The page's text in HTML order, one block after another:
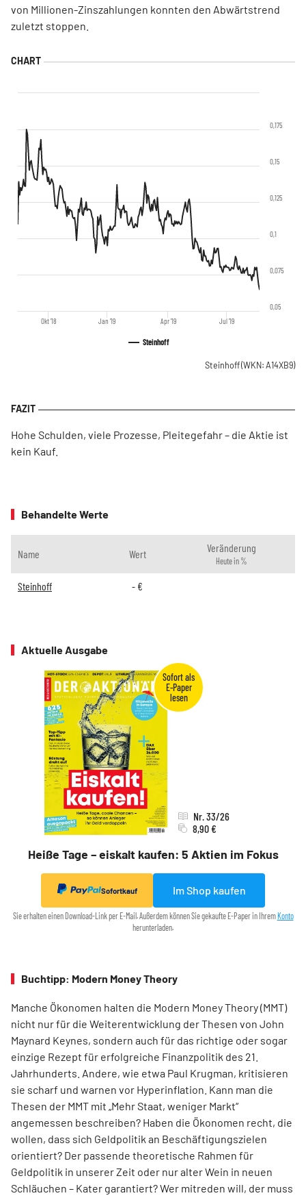
von Millionen-Zinszahlungen konnten den Abwärtstrend
zuletzt stoppen.
Steinhoff
Jan '19 Jul '19
Okt '18 Apr '19
0,05
0,075
0,1
0,125
0,15
0,175
Steinhoff(WKN: A14XB9)
Hohe Schulden, viele Prozesse, Pleitegefahr – die Aktie ist
kein Kauf.
Behandelte Werte
Name Wert Veränderung
Heute in %
Steinhoff - €
Aktuelle Ausgabe
Heiße Tage – eiskalt kaufen: 5 Aktien im Fokus
Nr. 33/26
8,90 €
Sofortkauf Im Shop kaufen
Sie erhalten einen Download-Link per E-Mail. Außerdem können Sie gekaufte E-Paper in Ihrem Konto
herunterladen.
Buchtipp: Modern Money Theory
Manche Ökonomen halten die Modern Money Theory (MMT)
nicht nur für die Weiterentwicklung der Thesen von John
Maynard Keynes, sondern auch für das richtige oder sogar
einzige Rezept für erfolgreiche Finanzpolitik des 21.
Jahrhunderts. Andere, wie etwa Paul Krugman, kritisieren
sie scharf und warnen vor Hyperinflation. Kann man die
Thesen der MMT mit „Mehr Staat, weniger Markt“
angemessen beschreiben? Haben die Ökonomen recht, die
wollen, dass sich Geldpolitik an Beschäftigungszielen
orientiert? Der passende theoretische Rahmen für
Geldpolitik in unserer Zeit oder nur alter Wein in neuen
Schläuchen – Kater garantiert? Wer mitreden will, der muss